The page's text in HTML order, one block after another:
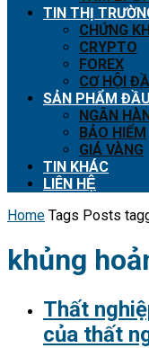
TIN THỊ
CHỨNG
CRYPTO
FOREX
CƠ HỘI
SẢN PHẨM
NGÂN
BẢO HIỂM
GIÁ VÀNG
TIN KHÁC
LIÊN HỆ
Home Tags Posts
khủng
Thất
của thất